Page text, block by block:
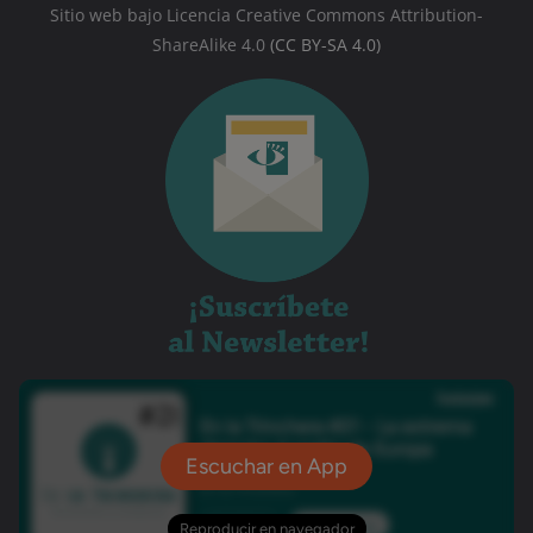
Sitio web bajo Licencia Creative Commons Attribution-
ShareAlike 4.0 (CC BY-SA 4.0)